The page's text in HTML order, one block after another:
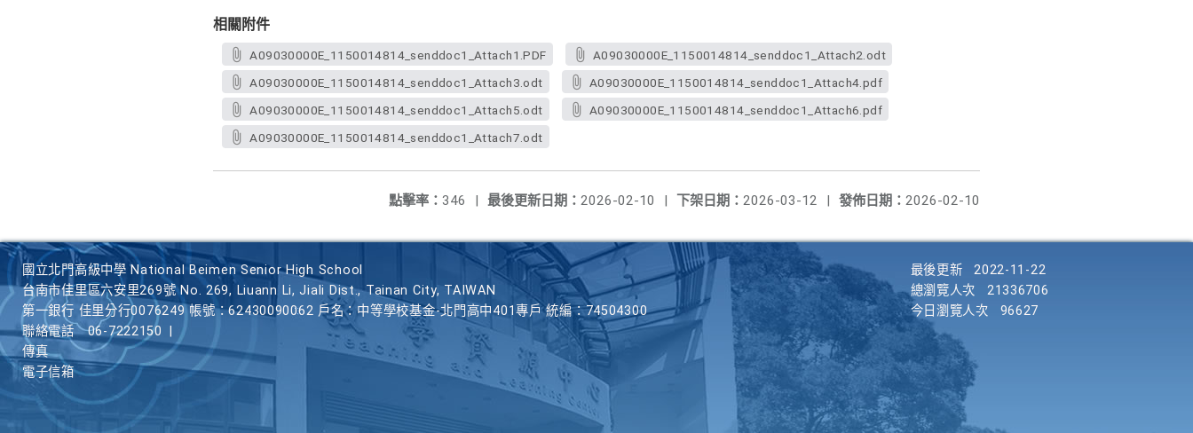
相關附件
A09030000E_1150014814_senddoc1_Attach1.PDF
A09030000E_1150014814_senddoc1_Attach2.odt
A09030000E_1150014814_senddoc1_Attach3.odt
A09030000E_1150014814_senddoc1_Attach4.pdf
A09030000E_1150014814_senddoc1_Attach5.odt
A09030000E_1150014814_senddoc1_Attach6.pdf
A09030000E_1150014814_senddoc1_Attach7.odt
發佈日期： 2026-02-10
下架日期： 2026-03-12 |
最後更新日期： 2026-02-10 |
點擊率： 346 |
國立北門高級中學 National Beimen Senior High School
台南市佳里區六安里269號 No. 269, Liuann Li, Jiali Dist., Tainan City, TAIWAN
第一銀行 佳里分行0076249 帳號：62430090062 戶名：中等學校基金-北門高中401專戶 統編：74504300
聯絡電話
06-7222150
傳真
電子信箱
最後更新
2022-11-22
總瀏覽人次
21336706
今日瀏覽人次
96627